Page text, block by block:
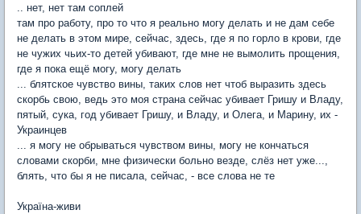
.. нет, нет там соплей
там про работу, про то что я реально могу делать и не дам себе
не делать в этом мире, сейчас, здесь, где я по горло в крови, где
не чужих чьих-то детей убивают, где мне не вымолить прощения,
где я пока ещё могу, могу делать
... блятское чувство вины, таких слов нет чтоб выразить здесь
скорбь свою, ведь это моя страна сейчас убивает Гришу и Владу,
пятый, сука, год убивает Гришу, и Владу, и Олега, и Марину, их -
Украинцев
... я могу не обрываться чувством вины, могу не кончаться
словами скорби, мне физически больно везде, слëз нет уже...,
блять, что бы я не писала, сейчас, - все слова не те
Україна-живи